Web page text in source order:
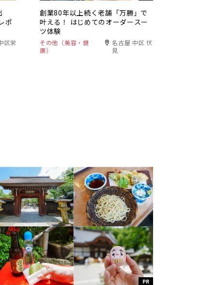
ポ
区栄
創業80年以上続く老舗「万勝」で
叶える！ はじめてのオーダースー
ツ体験
その他（美容・健
康）
名古屋 中区 伏
見
PR